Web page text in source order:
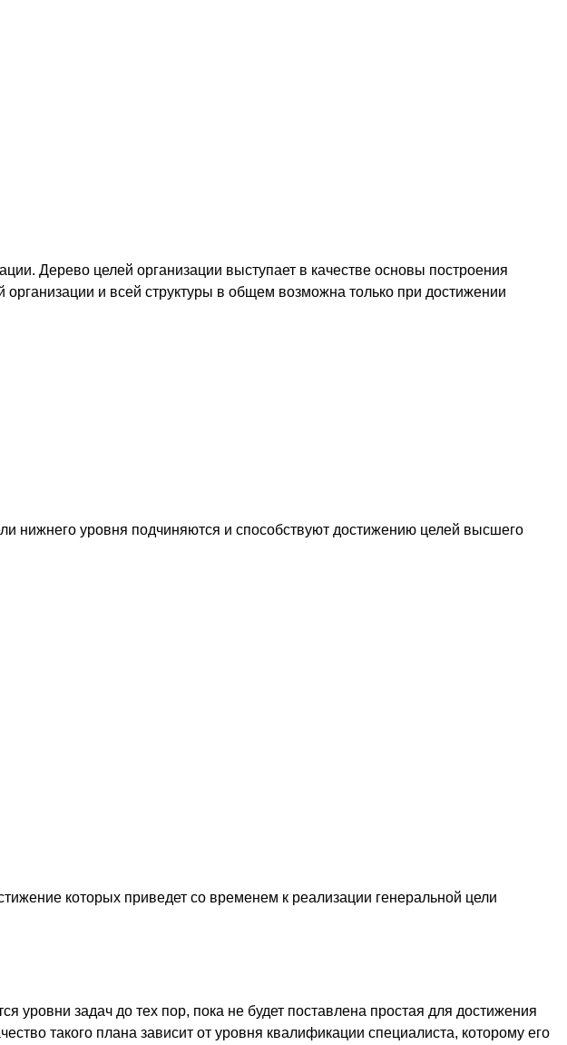
Дерево целей организации выступает в качестве основы построения
и всей структуры в общем возможна только при достижении
нижнего уровня подчиняются и способствуют достижению целей высшего
которых приведет со временем к реализации генеральной цели
уровни задач до тех пор, пока не будет поставлена простая для достижения
такого плана зависит от уровня квалификации специалиста, которому его